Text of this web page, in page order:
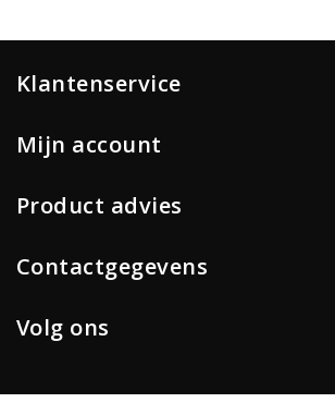
Klantenservice
Mijn account
Product advies
Contactgegevens
Volg ons